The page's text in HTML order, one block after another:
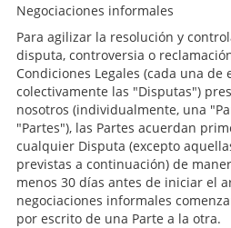
Negociaciones informales
Para agilizar la resolución y
disputa, controversia o
Condiciones Legales (cada una
colectivamente las "Disputas")
nosotros (individualmente, una
"Partes"), las Partes acuerdan
cualquier Disputa (excepto
previstas a continuación) de
menos 30 días antes de iniciar el
negociaciones informales
por escrito de una Parte a la otra.